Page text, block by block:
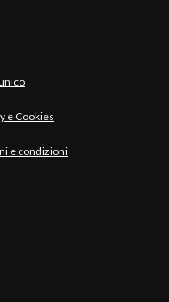
e Cookies
e condizioni